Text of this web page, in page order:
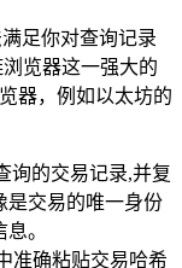
足你对查询记录
览器这一强大的
器，例如以太坊的
询的交易记录,并复
是交易的唯一身份
。
准确粘贴交易哈希